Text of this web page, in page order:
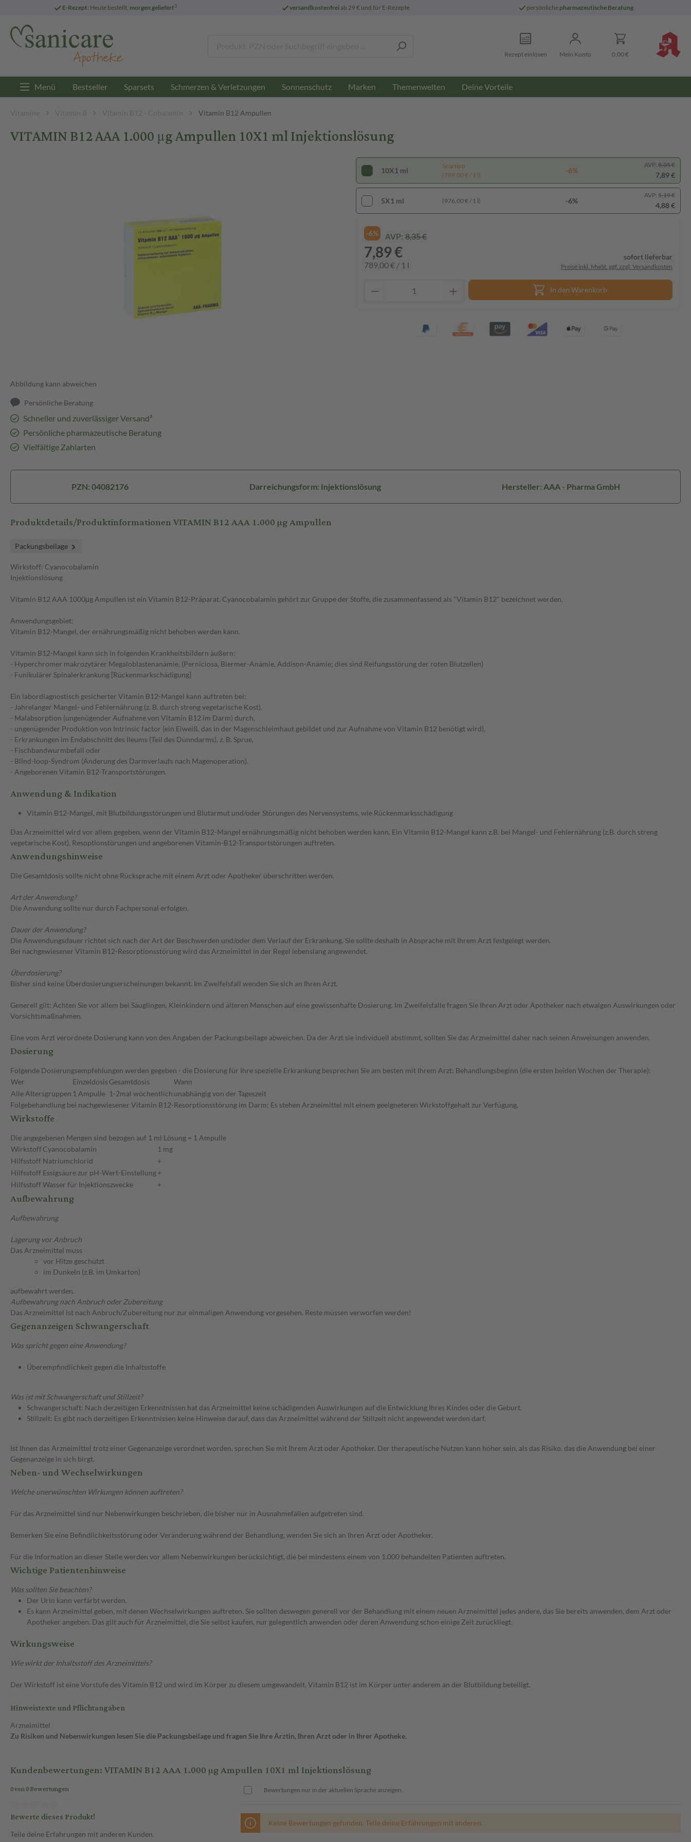
E-Rezept: Heute bestellt, morgen geliefert3 versandkostenfreiab 29 € und für E-Rezepte persönliche pharmazeutische Beratung
Rezept einlösen Mein Konto 0,00 €
Menü Bestseller Sparsets Schmerzen & Verletzungen Sonnenschutz Marken Themenwelten Deine Vorteile
Vitamine Vitamin B Vitamin B12 - Cobalamin Vitamin B12 Ampullen
VITAMIN B12 AAA 1.000 µg Ampullen 10X1 ml Injektionslösung
Abbildung kann abweichen
Persönliche Beratung
Schneller und zuverlässiger Versand³
Persönliche pharmazeutische Beratung
Vielfältige Zahlarten
10X1 ml
Spartipp
(789,00 € / 1 l)
-6%
AVP: 8,35 €
7,89 €
5X1 ml (976,00 € / 1 l) -6%
AVP: 5,19 €
4,88 €
-6% AVP: 8,35 €
7,89 €
789,00 € / 1 l
sofort lieferbar
Preise inkl. MwSt. ggf. zzgl. Versandkosten
In den Warenkorb
PZN: 04082176 Darreichungsform: Injektionslösung Hersteller: AAA - Pharma GmbH
Produktdetails/Produktinformationen VITAMIN B12 AAA 1.000 µg Ampullen
Packungsbeilage
Wirkstoff: Cyanocobalamin
Injektionslösung
Vitamin B12 AAA 1000μg Ampullen ist ein Vitamin B12-Präparat. Cyanocobalamin gehört zur Gruppe der Stoffe, die zusammenfassend als "Vitamin B12" bezeichnet werden.
Anwendungsgebiet:
Vitamin B12-Mangel, der ernährungsmäßig nicht behoben werden kann.
Vitamin B12-Mangel kann sich in folgenden Krankheitsbildern äußern:
- Hyperchromer makrozytärer Megaloblastenanämie, (Perniciosa, Biermer-Anämie, Addison-Anämie; dies sind Reifungsstörung der roten Blutzellen)
- Funikulärer Spinalerkrankung [Rückenmarkschädigung]
Ein labordiagnostisch gesicherter Vitamin B12-Mangel kann auftreten bei:
- Jahrelanger Mangel- und Fehlernährung (z. B. durch streng vegetarische Kost).
- Malabsorption (ungenügender Aufnahme von Vitamin B12 im Darm) durch,
- ungenügender Produktion von Intrinsic factor (ein Eiweiß, das in der Magenschleimhaut gebildet und zur Aufnahme von Vitamin B12 benötigt wird),
- Erkrankungen im Endabschnitt des Ileums (Teil des Dünndarms), z. B. Sprue,
- Fischbandwurmbefall oder
- Blind-loop-Syndrom (Änderung des Darmverlaufs nach Magenoperation).
- Angeborenen Vitamin B12-Transportstörungen.
Anwendung & Indikation
Vitamin B12-Mangel, mit Blutbildungsstörungen und Blutarmut und/oder Störungen des Nervensystems, wie Rückenmarksschädigung
Das Arzneimittel wird vor allem gegeben, wenn der Vitamin B12-Mangel ernährungsmäßig nicht behoben werden kann. Ein Vitamin B12-Mangel kann z.B. bei Mangel- und Fehlernährung (z.B. durch streng
vegetarische Kost), Resoptionstörungen und angeborenen Vitamin-B12-Transportstörungen auftreten.
Anwendungshinweise
Die Gesamtdosis sollte nicht ohne Rücksprache mit einem Arzt oder Apotheker überschritten werden.
Art der Anwendung?
Die Anwendung sollte nur durch Fachpersonal erfolgen.
Dauer der Anwendung?
Die Anwendungsdauer richtet sich nach der Art der Beschwerden und/oder dem Verlauf der Erkrankung. Sie sollte deshalb in Absprache mit Ihrem Arzt festgelegt werden.
Bei nachgewiesener Vitamin B12-Resorptionsstörung wird das Arzneimittel in der Regel lebenslang angewendet.
Überdosierung?
Bisher sind keine Überdosierungserscheinungen bekannt. Im Zweifelsfall wenden Sie sich an Ihren Arzt.
Generell gilt: Achten Sie vor allem bei Säuglingen, Kleinkindern und älteren Menschen auf eine gewissenhafte Dosierung. Im Zweifelsfalle fragen Sie Ihren Arzt oder Apotheker nach etwaigen Auswirkungen oder
Vorsichtsmaßnahmen.
Eine vom Arzt verordnete Dosierung kann von den Angaben der Packungsbeilage abweichen. Da der Arzt sie individuell abstimmt, sollten Sie das Arzneimittel daher nach seinen Anweisungen anwenden.
Dosierung
Folgende Dosierungsempfehlungen werden gegeben - die Dosierung für Ihre spezielle Erkrankung besprechen Sie am besten mit Ihrem Arzt: Behandlungsbeginn (die ersten beiden Wochen der Therapie):
Wer
Einzeldosis Gesamtdosis
Wann
Alle Altersgruppen 1 Ampulle 1-2mal wöchentlich unabhängig von der Tageszeit
Folgebehandlung bei nachgewiesener Vitamin B12-Resorptionsstörung im Darm: Es stehen Arzneimittel mit einem geeigneteren Wirkstoffgehalt zur Verfügung.
Wirkstoffe
Die angegebenen Mengen sind bezogen auf 1 ml Lösung = 1 Ampulle
WirkstoffCyanocobalamin
1 mg
Hilfsstoff Natriumchlorid
+
Hilfsstoff Essigsäure zur pH-Wert-Einstellung+
HilfsstoffWasser für Injektionszwecke +
Aufbewahrung
Aufbewahrung
Lagerung vor Anbruch
Das Arzneimittel muss
vor Hitze geschützt
im Dunkeln (z.B. im Umkarton)
aufbewahrt werden.
Aufbewahrung nach Anbruch oder Zubereitung
Das Arzneimittel ist nach Anbruch/Zubereitung nur zur einmaligen Anwendung vorgesehen. Reste müssen verworfen werden!
Gegenanzeigen Schwangerschaft
Was spricht gegen eine Anwendung?
Überempfindlichkeit gegen die Inhaltsstoffe
Was ist mit Schwangerschaft und Stillzeit?
Schwangerschaft: Nach derzeitigen Erkenntnissen hat das Arzneimittel keine schädigenden Auswirkungen auf die Entwicklung Ihres Kindes oder die Geburt.
Stillzeit: Es gibt nach derzeitigen Erkenntnissen keine Hinweise darauf, dass das Arzneimittel während der Stillzeit nicht angewendet werden darf.
Ist Ihnen das Arzneimittel trotz einer Gegenanzeige verordnet worden, sprechen Sie mit Ihrem Arzt oder Apotheker. Der therapeutische Nutzen kann höher sein, als das Risiko, das die Anwendung bei einer
Gegenanzeige in sich birgt.
Neben- und Wechselwirkungen
Welche unerwünschten Wirkungen können auftreten?
Für das Arzneimittel sind nur Nebenwirkungen beschrieben, die bisher nur in Ausnahmefällen aufgetreten sind.
Bemerken Sie eine Befindlichkeitsstörung oder Veränderung während der Behandlung, wenden Sie sich an Ihren Arzt oder Apotheker.
Für die Information an dieser Stelle werden vor allem Nebenwirkungen berücksichtigt, die bei mindestens einem von 1.000 behandelten Patienten auftreten.
Wichtige Patientenhinweise
Was sollten Sie beachten?
Der Urin kann verfärbt werden.
Es kann Arzneimittel geben, mit denen Wechselwirkungen auftreten. Sie sollten deswegen generell vor der Behandlung mit einem neuen Arzneimittel jedes andere, das Sie bereits anwenden, dem Arzt oder
Apotheker angeben. Das gilt auch für Arzneimittel, die Sie selbst kaufen, nur gelegentlich anwenden oder deren Anwendung schon einige Zeit zurückliegt.
Wirkungsweise
Wie wirkt der Inhaltsstoff des Arzneimittels?
Der Wirkstoff ist eine Vorstufe des Vitamin B12 und wird im Körper zu diesem umgewandelt. Vitamin B12 ist im Körper unter anderem an der Blutbildung beteiligt.
Hinweistexte und Pflichtangaben
Arzneimittel
Zu Risiken und Nebenwirkungen lesen Sie die Packungsbeilage und fragen Sie Ihre Ärztin, Ihren Arzt oder in Ihrer Apotheke.
Kundenbewertungen: VITAMIN B12 AAA 1.000 µg Ampullen 10X1 ml Injektionslösung
0 von 0 Bewertungen
Bewerte dieses Produkt!
Teile deine Erfahrungen mit anderen Kunden.
Bewertungen nur in der aktuellen Sprache anzeigen.
Keine Bewertungen gefunden. Teile deine Erfahrungen mit anderen.